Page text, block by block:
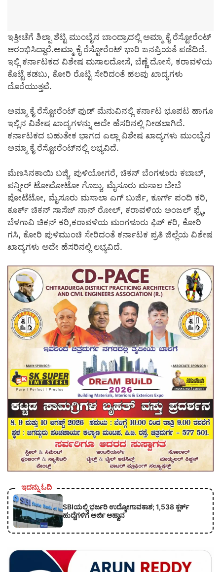
ಇತ್ತೀಚೆಗೆ ಶಿಲ್ಪಾ ಶೆಟ್ಟಿ ಮುಂಬೈನ ಬಾಂದ್ರಾದಲ್ಲಿ ಅಮ್ಮಾ ಕೈ ರೆಸ್ಟೋರೆಂಟ್
ಆರಂಭಿಸಿದ್ದಾರೆ.ಅಮ್ಮಾ ಕೈ ರೆಸ್ಟೋರೆಂಟ್ ಭಾರಿ ಜನಪ್ರಿಯತೆ ಪಡೆದಿದೆ.
ಇಲ್ಲಿ ಕರ್ನಾಟಕದ ವಿಶೇಷ ಮಸಾಲದೋಸೆ, ಬೆಣ್ಣೆ ದೋಸೆ, ಕರಾವಳಿಯ
ಕೊಟ್ಟೆ ಕಡಬು, ಕೋರಿ ರೊಟ್ಟಿ ಸೇರಿದಂತೆ ಹಲವು ಖಾದ್ಯಗಳು
ದೊರೆಯುತ್ತವೆ.
ಅಮ್ಮಾ ಕೈ ರೆಸ್ಟೋರೆಂಟ್ ಫುಡ್ ಮೆನುವಿನಲ್ಲಿ ಕರ್ನಾಟ ಭೂಪಟ ಹಾಗೂ
ಇಲ್ಲಿನ ವಿಶೇಷ ಖಾದ್ಯಗಳನ್ನು ಅದೇ ಹೆಸರಿನಲ್ಲಿ ನೀಡಲಾಗಿದೆ.
ಕರ್ನಾಟಕದ ಬಹುತೇಕ ಭಾಗದ ಎಲ್ಲಾ ವಿಶೇಷ ಖಾದ್ಯಗಳು ಮುಂಬೈನ
ಅಮ್ಮಾ ಕೈ ರೆಸ್ಟೋರೆಂಟ್‌ನಲ್ಲಿ ಲಭ್ಯವಿದೆ.
ಮೆಣಸಿನಕಾಯಿ ಬಜ್ಜಿ, ಪುಳಿಯೋಗರೆ, ಚಿಕನ್ ಬೆಂಗಳೂರು ಕಬಾಬ್,
ಪನ್ನೀರ್ ಟೋಮೋಟೋ ಗೊಜ್ಜು, ಮೈಸೂರು ಮಸಾಲ ಬೇಬೆ
ಪೋಟೆಟೋ, ಮೈಸೂರು ಮಸಾಲಾ ಎಗ್ ಬುರ್ಜಿ, ಕೂರ್ಗ್ ಪಂದಿ ಕರಿ,
ಕೂರ್ಕ್ ಚಿಕನ್ ಸಾಸೆಜ್ ನಾನ್ ರೋಲ್, ಕರಾವಳಿಯ ಅಂಜಲ್ ಫ್ರೈ,
ಬೆಳಗಾವಿ ಚಿಕನ್ ಕರಿ,ಕರಾವಳಿಯ ಮಂಗಳೂರು ಫಿಶ್ ಕರಿ, ಕೋರಿ
ಗಸಿ, ಕೋರಿ ಪುಳಿಮುಂಚಿ ಸೇರಿದಂತೆ ಕರ್ನಾಟಕ ಪ್ರತಿ ಜಿಲ್ಲೆಯ ವಿಶೇಷ
ಖಾದ್ಯಗಳು ಅದೇ ಹೆಸರಿನಲ್ಲಿ ಲಭ್ಯವಿದೆ.
ಇದನ್ನು ಓದಿ
SBIಯಲ್ಲಿ ಭರ್ಜರಿ ಉದ್ಯೋಗಾವಕಾಶ; 1,538 ಕ್ಲರ್ಕ್
ಹುದ್ದೆಗಳಿಗೆ ಅರ್ಜಿ ಆಹ್ವಾನ